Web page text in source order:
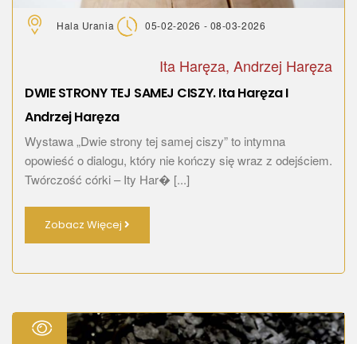
Hala Urania 05-02-2026 - 08-03-2026
Ita Haręza, Andrzej Haręza
DWIE STRONY TEJ SAMEJ CISZY. Ita Haręza I
Andrzej Haręza
Wystawa „Dwie strony tej samej ciszy” to intymna
opowieść o dialogu, który nie kończy się wraz z odejściem.
Twórczość córki – Ity Har� [...]
Zobacz Więcej